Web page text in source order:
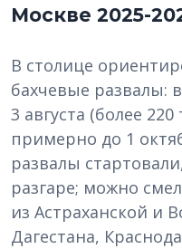
Москве 2025-
В столице
бахчевые развалы:
3 августа (более
примерно до 1
развалы
разгаре; можно
из Астраханской и
Дагестана,